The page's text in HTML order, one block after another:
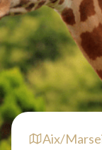
Aix/